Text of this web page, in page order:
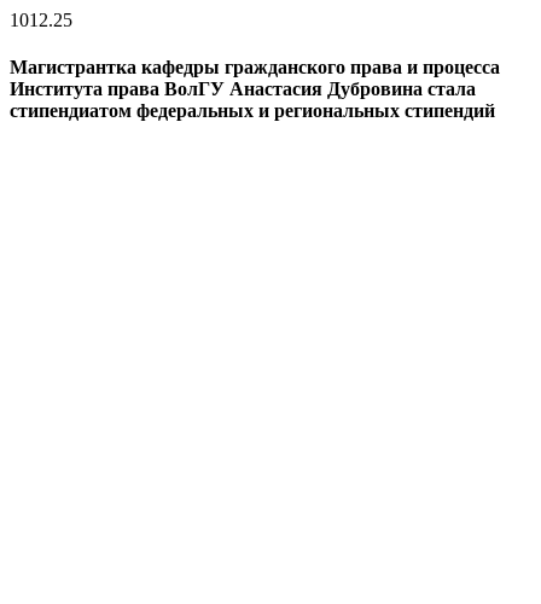
1012.25
Магистрантка кафедры гражданского права и процесса
Института права ВолГУ Анастасия Дубровина стала
стипендиатом федеральных и региональных стипендий